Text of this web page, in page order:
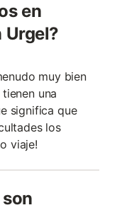
en
Urgel?
muy bien
una
significa que
los
viaje!